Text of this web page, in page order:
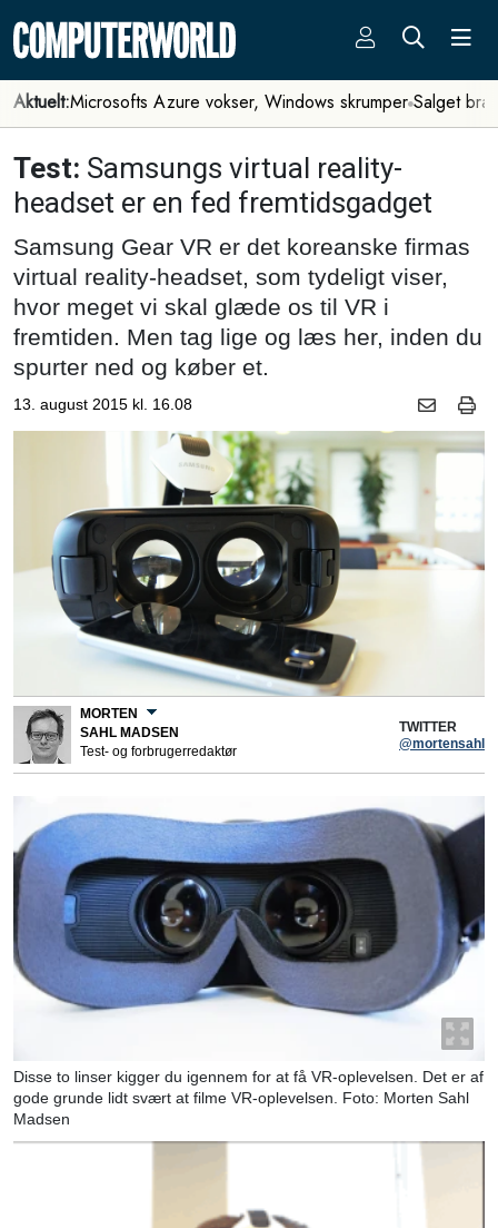
Aktuelt:Microsofts Azure vokser, Windows skrumper Salget
Test: Samsungs virtual reality-
headset er en fed fremtidsgadget
Samsung Gear VR er det koreanske firmas
virtual reality-headset, som tydeligt viser,
hvor meget vi skal glæde os til VR i
fremtiden. Men tag lige og læs her, inden du
spurter ned og køber et.
13. august 2015 kl. 16.08
MORTEN
SAHL MADSEN
Test- og forbrugerredaktør
TWITTER
@mortensahl
Disse to linser kigger du igennem for at få VR-oplevelsen. Det er af
gode grunde lidt svært at filme VR-oplevelsen. Foto: Morten Sahl
Madsen